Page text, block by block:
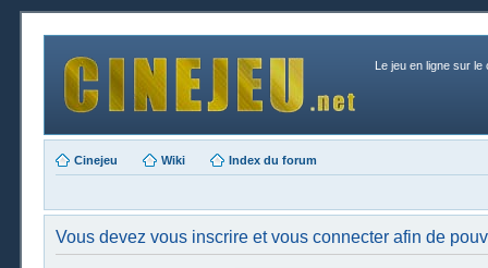
Le jeu en ligne sur le
Cinejeu Wiki Index du forum
Vous devez vous inscrire et vous connecter afin de